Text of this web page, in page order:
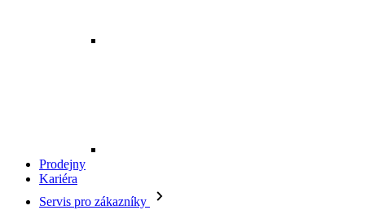
Mohu zboží vyměnit?
Jak vrátím svou objednávku?
Kdy budu mít peníze zpět?
Jak mohu zboží reklamovat?